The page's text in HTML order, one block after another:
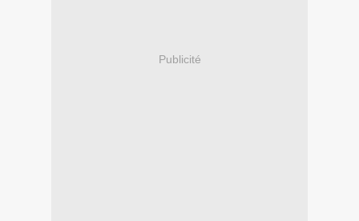
Publicité